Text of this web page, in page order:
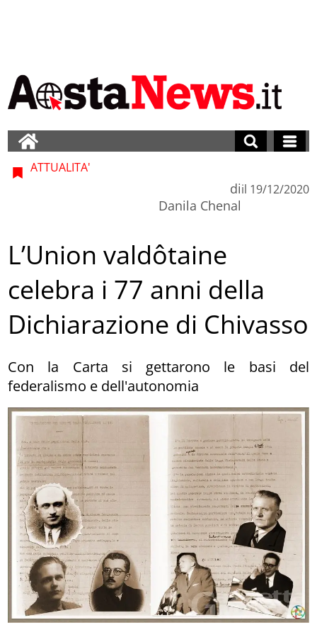
ATTUALITA'
di
Danila Chenal
il 19/12/2020
L’Union valdôtaine
celebra i 77 anni della
Dichiarazione di Chivasso
Con la Carta si gettarono le basi del
federalismo e dell'autonomia